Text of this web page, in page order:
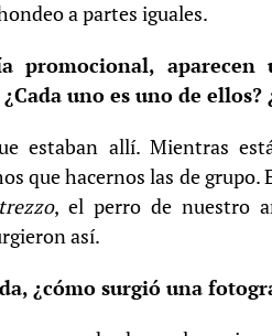
a partes iguales.
promocional,
uno es uno de
estaban allí. Mientras
que hacernos las de grupo.
, el perro de nuestro
así.
¿cómo surgió una